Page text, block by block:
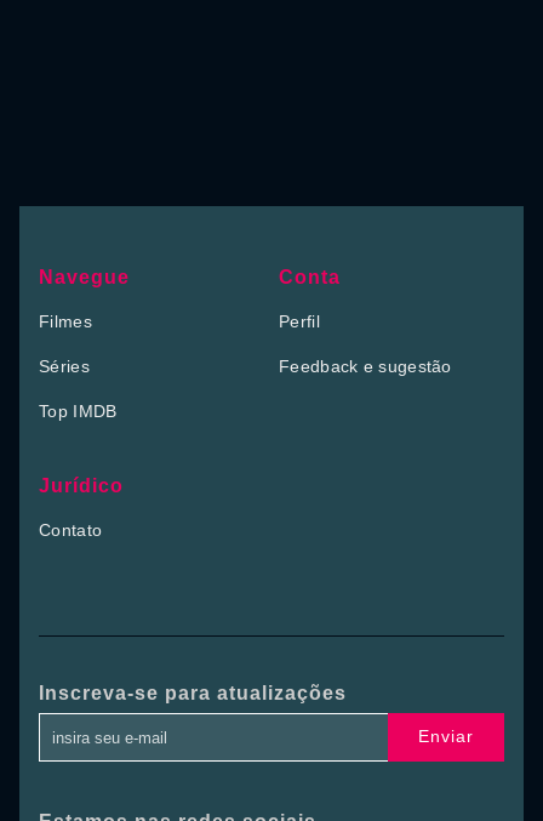
Navegue
Filmes
Séries
Top IMDB
Conta
Perfil
Feedback e sugestão
Jurídico
Contato
Inscreva-se para atualizações
Enviar